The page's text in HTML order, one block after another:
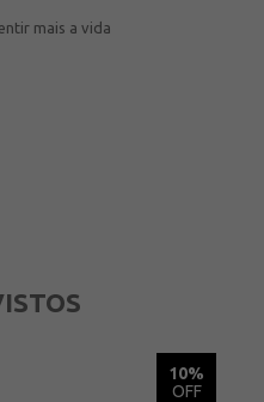
mais a vida
10%
OFF